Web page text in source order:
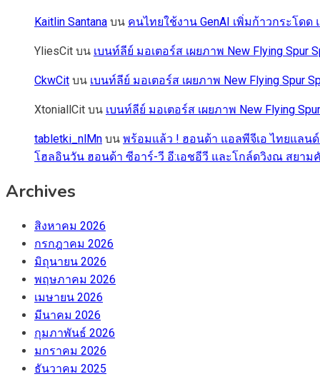
Kaitlin Santana บน คนไทยใช้งาน GenAI เพิ่มก้าวกระโด
YliesCit บน เบนท์ลีย์ มอเตอร์ส เผยภาพ New Flying
CkwCit บน เบนท์ลีย์ มอเตอร์ส เผยภาพ New Flying Spur
XtoniallCit บน เบนท์ลีย์ มอเตอร์ส เผยภาพ New Flying
tabletki_nlMn บน พร้อมแล้ว ! ฮอนด้า แอลพีจีเอ ไทยแลนด์
โฮลอินวัน ฮอนด้า ซีอาร์-วี อี:เอชอีวี และโกล์ดวิงณ สยา
Archives
สิงหาคม 2026
กรกฎาคม 2026
มิถุนายน 2026
พฤษภาคม 2026
เมษายน 2026
มีนาคม 2026
กุมภาพันธ์ 2026
มกราคม 2026
ธันวาคม 2025